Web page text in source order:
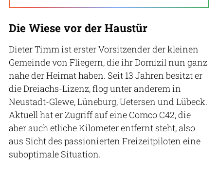
Die Wiese vor der Haustür
Dieter Timm ist erster Vorsitzender der kleinen
Gemeinde von Fliegern, die ihr Domizil nun ganz
nahe der Heimat haben. Seit 13 Jahren besitzt er
die Dreiachs-Lizenz, flog unter anderem in
Neustadt-Glewe, Lüneburg, Uetersen und Lübeck.
Aktuell hat er Zugriff auf eine Comco C42, die
aber auch etliche Kilometer entfernt steht, also
aus Sicht des passionierten Freizeitpiloten eine
suboptimale Situation.